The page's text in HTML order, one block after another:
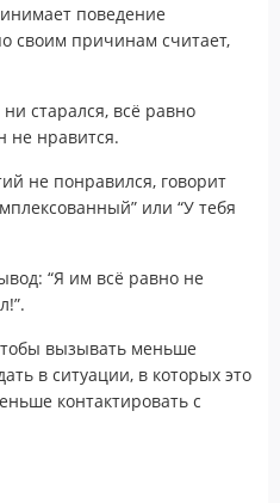
поведение
своим причинам считает,
старался, всё равно
не нравится.
не понравился, говорит
или “У тебя
“Я им всё равно не
вызывать меньше
в ситуации, в которых это
контактировать с